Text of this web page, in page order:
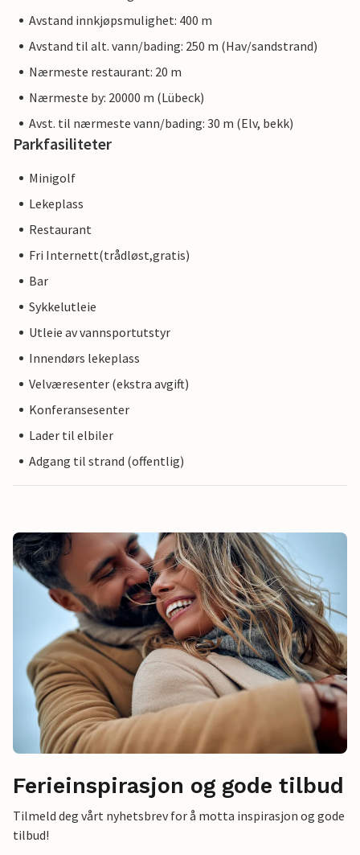
Avstand innkjøpsmulighet: 400 m
Avstand til alt. vann/bading: 250 m (Hav/sandstrand)
Nærmeste restaurant: 20 m
Nærmeste by: 20000 m (Lübeck)
Avst. til nærmeste vann/bading: 30 m (Elv, bekk)
Parkfasiliteter
Minigolf
Lekeplass
Restaurant
Fri Internett(trådløst,gratis)
Bar
Sykkelutleie
Utleie av vannsportutstyr
Innendørs lekeplass
Velværesenter (ekstra avgift)
Konferansesenter
Lader til elbiler
Adgang til strand (offentlig)
Ferieinspirasjon og gode tilbud
Tilmeld deg vårt nyhetsbrev for å motta inspirasjon og gode
tilbud!